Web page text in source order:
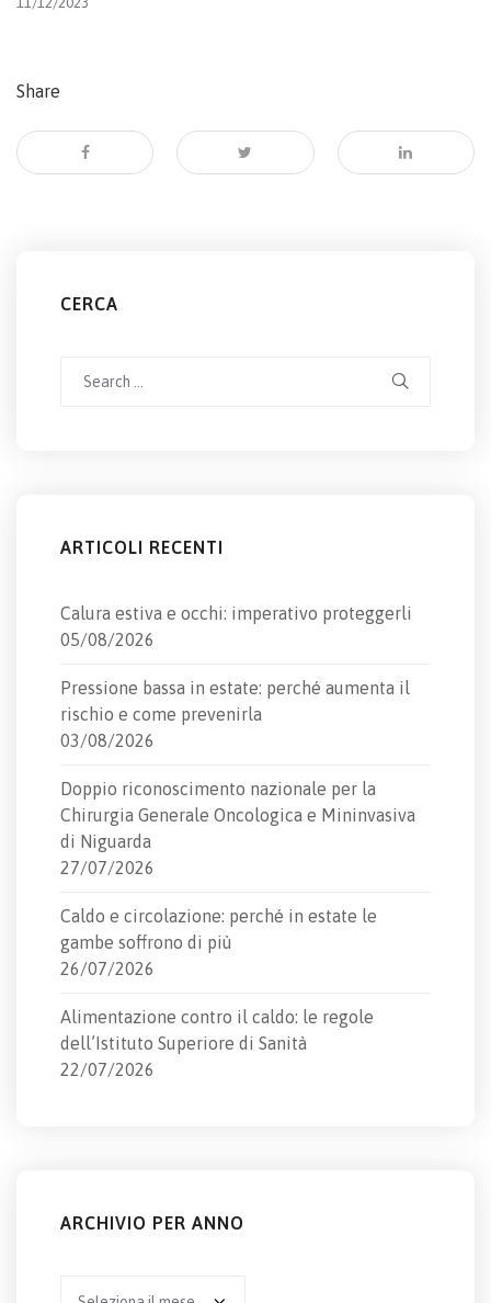
Share
CERCA
ARTICOLI RECENTI
Calura estiva e occhi: imperativo proteggerli
05/08/2026
Pressione bassa in estate: perché aumenta il
rischio e come prevenirla
03/08/2026
Doppio riconoscimento nazionale per la
Chirurgia Generale Oncologica e Mininvasiva
di Niguarda
27/07/2026
Caldo e circolazione: perché in estate le
gambe soffrono di più
26/07/2026
Alimentazione contro il caldo: le regole
dell’Istituto Superiore di Sanità
22/07/2026
ARCHIVIO PER ANNO